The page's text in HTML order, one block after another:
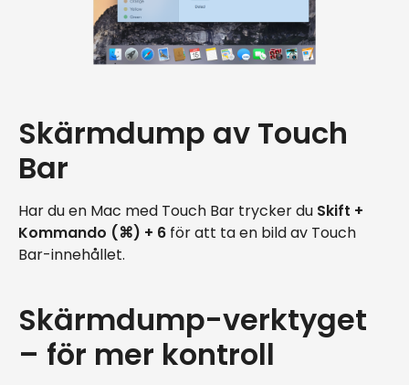
Skärmdump av Touch
Bar
Har du en Mac med Touch Bar trycker du Skift +
Kommando (⌘) + 6 för att ta en bild av Touch
Bar-innehållet.
Skärmdump-verktyget
– för mer kontroll